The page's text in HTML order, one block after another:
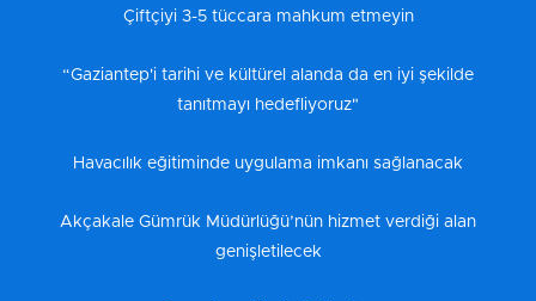
Çiftçiyi 3-5 tüccara mahkum etmeyin
“Gaziantep'i tarihi ve kültürel alanda da en iyi şekilde
tanıtmayı hedefliyoruz"
Havacılık eğitiminde uygulama imkanı sağlanacak
Akçakale Gümrük Müdürlüğü’nün hizmet verdiği alan
genişletilecek